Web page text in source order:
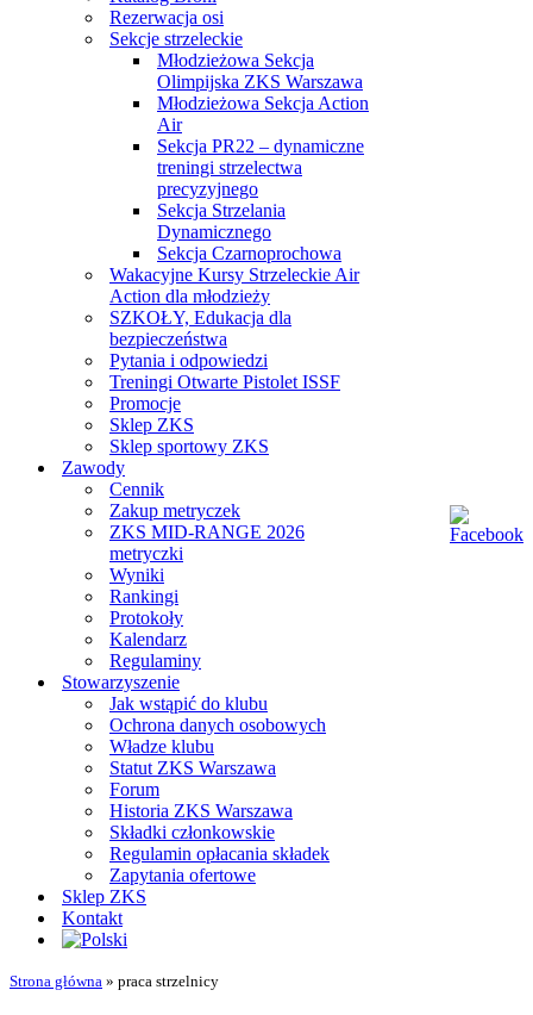
Rezerwacja osi
Sekcje strzeleckie
Młodzieżowa Sekcja
Olimpijska ZKS Warszawa
Młodzieżowa Sekcja Action
Air
Sekcja PR22 – dynamiczne
treningi strzelectwa
precyzyjnego
Sekcja Strzelania
Dynamicznego
Sekcja Czarnoprochowa
Wakacyjne Kursy Strzeleckie Air
Action dla młodzieży
SZKOŁY, Edukacja dla
bezpieczeństwa
Pytania i odpowiedzi
Treningi Otwarte Pistolet ISSF
Promocje
Sklep ZKS
Sklep sportowy ZKS
Zawody
Cennik
Zakup metryczek
ZKS MID-RANGE 2026
metryczki
Wyniki
Rankingi
Protokoły
Kalendarz
Regulaminy
Stowarzyszenie
Jak wstąpić do klubu
Ochrona danych osobowych
Władze klubu
Statut ZKS Warszawa
Forum
Historia ZKS Warszawa
Składki członkowskie
Regulamin opłacania składek
Zapytania ofertowe
Sklep ZKS
Kontakt
Strona główna » praca strzelnicy